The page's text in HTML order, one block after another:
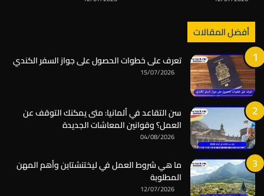
أفضل المقالات
تعرف على خطوات الحصول على جواز السفر الكندي
15/07/2026
سن التقاعد في ألمانيا: متى يمكنك التوقف عن
العمل؟ وقوانين المعاشات الجديدة
04/08/2026
ما هي شروط العمل في ليختنشتاين وأهم المهن
المطلوبة
12/07/2026